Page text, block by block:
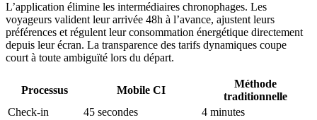
L’application élimine les intermédiaires chronophages. Les
voyageurs valident leur arrivée 48h à l’avance, ajustent leurs
préférences et régulent leur consommation énergétique directement
depuis leur écran. La transparence des tarifs dynamiques coupe
court à toute ambiguïté lors du départ.
Processus Mobile CI
Méthode
traditionnelle
Check-in
45 secondes
4 minutes